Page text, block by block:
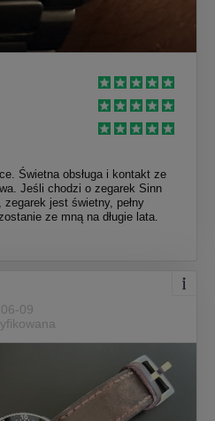
Świetna obsługa i kontakt ze
Jeśli chodzi o zegarek Sinn
jest świetny, pełny
ze mną na długie lata.
09